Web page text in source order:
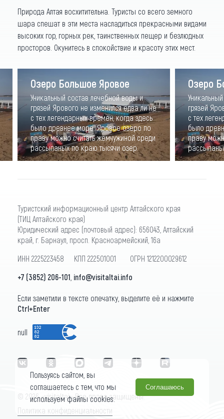
Природа Алтая восхитительна. Туристы со всего земного
шара спешат в эти места насладиться прекрасными видами
высоких гор, горных рек, таинственных пещер и безлюдных
просторов. Окунитесь в спокойствие и красоту этих мест.
Озеро Большое Яровое
Уникальный состав лечебной воды и
грязей Ярового не изменился едва ли не
с тех легендарных времен, когда здесь
было древнее море. Яровое озеро по
праву можно считать жемчужиной среди
рассыпаных по краю тысячи озер.
Озеро
грязей
с тех
было
праву
Туристский информационный центр Алтайского края
(ТИЦ Алтайского края)
Юридический адрес (почтовый адрес): 656043, Алтайский
край, г. Барнаул, просп. Красноармейский, 16а
ИНН 2225223458 КПП 222501001 ОГРН 1212200029612
+7 (3852) 206-101 info@visitaltai.info
Если заметили в тексте опечатку, выделите её и нажмите
Ctrl+Enter
null
© 2026 «visitaltai» Все права защищены.
Политика конфиденциальности
Пользуясь сайтом, вы
соглашаетесь с тем, что мы
используем файлы cookies.
Соглашаюсь